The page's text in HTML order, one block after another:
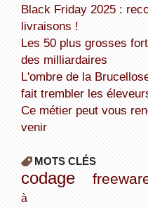
Black Friday 2025 : records de ventes, chaos de
livraisons !
Les 50 plus grosses fortunes de France sont tous
des milliardaires
L'ombre de la Brucellose : Comment une bactérie
fait trembler les
Ce métier peut vous rendre riche dans les années à
venir
MOTS CLÉS
codage
à